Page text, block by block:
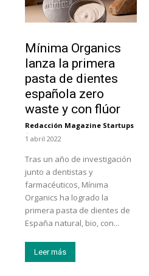
Mínima Organics
lanza la primera
pasta de dientes
española zero
waste y con flúor
Redacción Magazine Startups
-
1 abril 2022
Tras un año de investigación
junto a dentistas y
farmacéuticos, Mínima
Organics ha logrado la
primera pasta de dientes de
España natural, bio, con...
Leer más